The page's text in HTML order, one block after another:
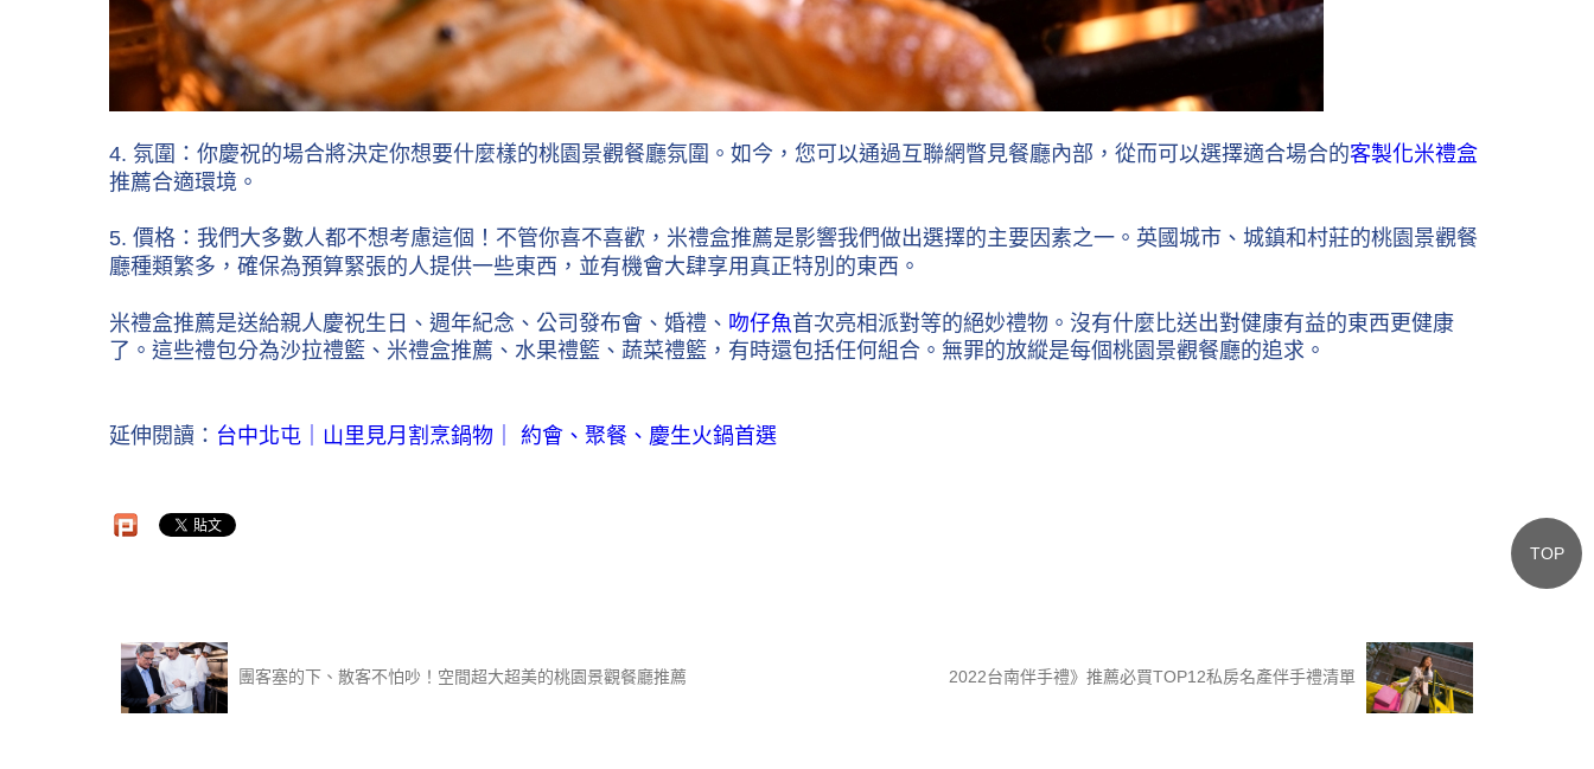
4. 氛圍：你慶祝的場合將決定你想要什麼樣的桃園景觀餐廳氛圍。如今，您可以通過互聯網瞥見餐廳內部，從而可以選擇適合場合的客製化米禮盒
推薦合適環境。
5. 價格：我們大多數人都不想考慮這個！不管你喜不喜歡，米禮盒推薦是影響我們做出選擇的主要因素之一。英國城市、城鎮和村莊的桃園景觀餐
廳種類繁多，確保為預算緊張的人提供一些東西，並有機會大肆享用真正特別的東西。
米禮盒推薦是送給親人慶祝生日、週年紀念、公司發布會、婚禮、 吻仔魚首次亮相派對等的絕妙禮物。沒有什麼比送出對健康有益的東西更健康
了。這些禮包分為沙拉禮籃、米禮盒推薦、水果禮籃、蔬菜禮籃，有時還包括任何組合。無罪的放縱是每個桃園景觀餐廳的追求。
延伸閱讀： 台中北屯｜山里見月割烹鍋物｜ 約會、聚餐、慶生火鍋首選
團客塞的下、散客不怕吵！空間超大超美的桃園景觀餐廳推薦 2022台南伴手禮》推薦必買TOP12私房名產伴手禮清單
TOP